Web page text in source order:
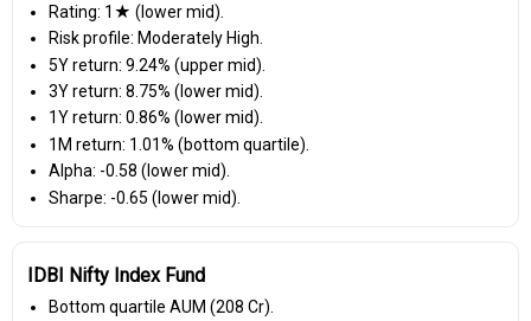
Rating: 1★ (lower mid).
Risk profile: Moderately High.
5Y return: 9.24% (upper mid).
3Y return: 8.75% (lower mid).
1Y return: 0.86% (lower mid).
1M return: 1.01% (bottom quartile).
Alpha: -0.58 (lower mid).
Sharpe: -0.65 (lower mid).
IDBI Nifty Index Fund
Bottom quartile AUM (₹208 Cr).